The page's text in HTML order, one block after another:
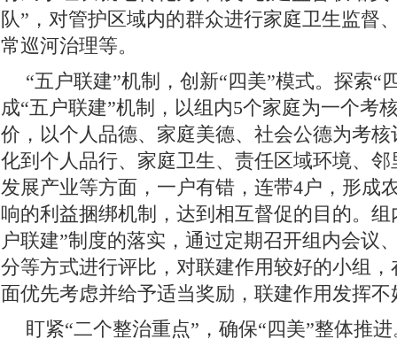
队”，对管护区域内的群众进行家庭卫生监督
常巡河治理等。
“五户联建”机制，创新“四美”模式。探索“
成“五户联建”机制，以组内5个家庭为一个考
价，以个人品德、家庭美德、社会公德为考
化到个人品行、家庭卫生、责任区域环境、
发展产业等方面，一户有错，连带4户，形成
响的利益捆绑机制，达到相互督促的目的。
户联建”制度的落实，通过定期召开组内会议
分等方式进行评比，对联建作用较好的小组
面优先考虑并给予适当奖励，联建作用发挥
盯紧“二个整治重点”，确保“四美”整体推